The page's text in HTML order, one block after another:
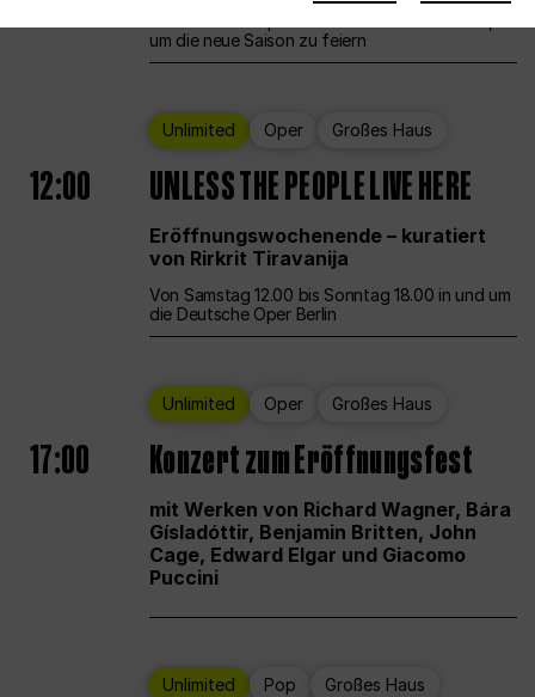
um die neue Saison zu feiern
Unlimited Oper Großes Haus
12:00 UNLESS THE PEOPLE LIVE HERE
Eröffnungswochenende – kuratiert
von Rirkrit Tiravanija
Von Samstag 12.00 bis Sonntag 18.00 in und um
die Deutsche Oper Berlin
Unlimited Oper Großes Haus
17:00 Konzert zum Eröffnungsfest
mit Werken von Richard Wagner, Bára
Gísladóttir, Benjamin Britten, John
Cage, Edward Elgar und Giacomo
Puccini
Unlimited Pop Großes Haus